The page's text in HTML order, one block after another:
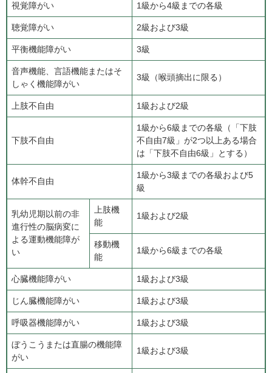
視覚障がい 1級から4級までの各級
聴覚障がい 2級および3級
平衡機能障がい 3級
音声機能、言語機能またはそ
しゃく機能障がい
3級（喉頭摘出に限る）
上肢不自由 1級および2級
下肢不自由
1級から6級までの各級（「下肢
不自由7級」が2つ以上ある場合
は「下肢不自由6級」とする）
体幹不自由
1級から3級までの各級および5
級
乳幼児期以前の非
進行性の脳病変に
よる運動機能障が
い
上肢機
能
1級および2級
移動機
能
1級から6級までの各級
心臓機能障がい 1級および3級
じん臓機能障がい 1級および3級
呼吸器機能障がい 1級および3級
ぼうこうまたは直腸の機能障
がい
1級および3級